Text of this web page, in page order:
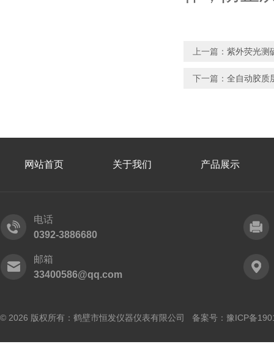
上一篇： 紫外荧光测
下一篇： 全自动胶质
网站首页 关于我们 产品展示
电话
0392-3886680
邮箱
33400586@qq.com
© 2026 版权所有：鹤壁市恒发仪器仪表有限公司 备案号： 豫ICP备